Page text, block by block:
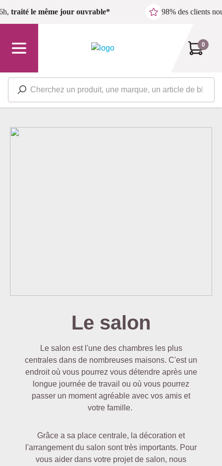
Passer au contenu principal
traité le même jour ouvrable* 98% des clients
0
Le salon
Le salon est l'une des chambres les plus
centrales dans de nombreuses maisons. C'est un
endroit où vous pourrez vous détendre après une
longue journée de travail ou où vous pourrez
passer un moment agréable avec vos amis et
votre famille.
Grâce a sa place centrale, la décoration et
l'arrangement du salon sont très importants. Pour
vous aider dans votre projet de salon, nous